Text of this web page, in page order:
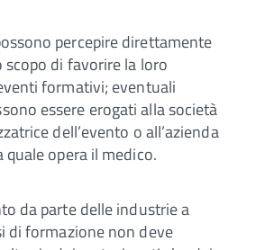
percepire direttamente
di favorire la loro
formativi; eventuali
essere erogati alla società
dell’evento o all’azienda
opera il medico.
da parte delle industrie a
di formazione non deve